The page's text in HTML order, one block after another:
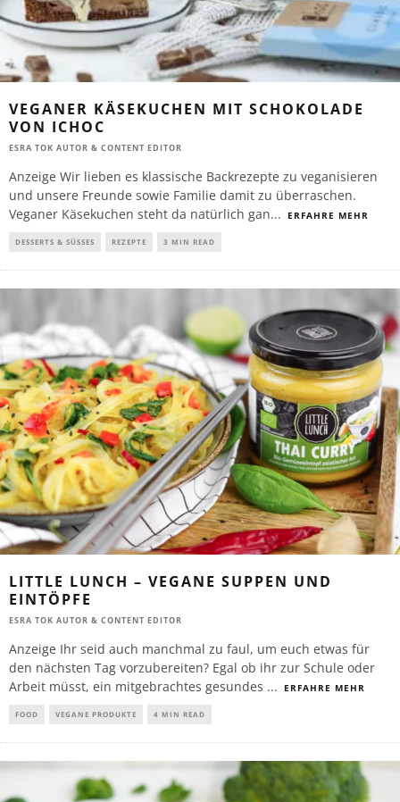
VEGANER KÄSEKUCHEN MIT SCHOKOLADE
VON ICHOC
ESRA TOK AUTOR & CONTENT EDITOR
Anzeige Wir lieben es klassische Backrezepte zu veganisieren
und unsere Freunde sowie Familie damit zu überraschen.
Veganer Käsekuchen steht da natürlich gan... ERFAHRE MEHR
DESSERTS & SÜSSES REZEPTE 3 MIN READ
LITTLE LUNCH – VEGANE SUPPEN UND
EINTÖPFE
ESRA TOK AUTOR & CONTENT EDITOR
Anzeige Ihr seid auch manchmal zu faul, um euch etwas für
den nächsten Tag vorzubereiten? Egal ob ihr zur Schule oder
Arbeit müsst, ein mitgebrachtes gesundes ... ERFAHRE MEHR
FOOD VEGANE PRODUKTE 4 MIN READ